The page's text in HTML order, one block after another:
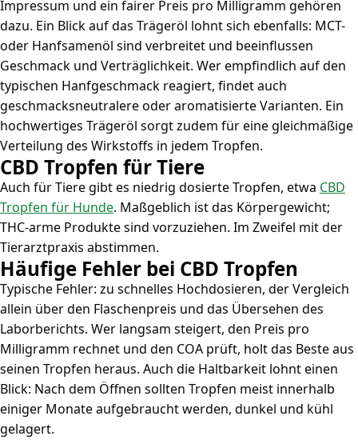
Impressum und ein fairer Preis pro Milligramm gehören
dazu. Ein Blick auf das Trägeröl lohnt sich ebenfalls: MCT-
oder Hanfsamenöl sind verbreitet und beeinflussen
Geschmack und Verträglichkeit. Wer empfindlich auf den
typischen Hanfgeschmack reagiert, findet auch
geschmacksneutralere oder aromatisierte Varianten. Ein
hochwertiges Trägeröl sorgt zudem für eine gleichmäßige
Verteilung des Wirkstoffs in jedem Tropfen.
CBD Tropfen für Tiere
Auch für Tiere gibt es niedrig dosierte Tropfen, etwa CBD
Tropfen für Hunde. Maßgeblich ist das Körpergewicht;
THC-arme Produkte sind vorzuziehen. Im Zweifel mit der
Tierarztpraxis abstimmen.
Häufige Fehler bei CBD Tropfen
Typische Fehler: zu schnelles Hochdosieren, der Vergleich
allein über den Flaschenpreis und das Übersehen des
Laborberichts. Wer langsam steigert, den Preis pro
Milligramm rechnet und den COA prüft, holt das Beste aus
seinen Tropfen heraus. Auch die Haltbarkeit lohnt einen
Blick: Nach dem Öffnen sollten Tropfen meist innerhalb
einiger Monate aufgebraucht werden, dunkel und kühl
gelagert.